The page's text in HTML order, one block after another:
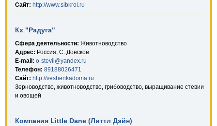
Сайт: http://www.sibkrol.ru
Кх "Радуга"
Сфера деятельности: Животноводство
Адрес: Россия, С. Донское
E-mail: o-stevii@yandex.ru
Телефон: 89188026471
Сайт: http://veshenkadoma.ru
Зерноводство, животноводство, грибоводство, выращивание стевии
и овощей
Компания Little Dane (Литтл Дэйн)